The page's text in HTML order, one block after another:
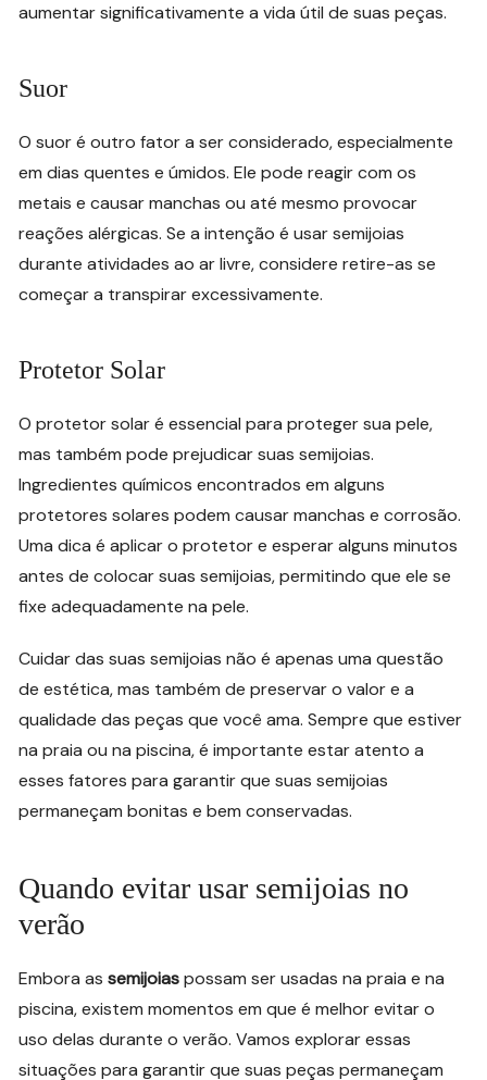
aumentar significativamente a vida útil de suas peças.
Suor
O suor é outro fator a ser considerado, especialmente
em dias quentes e úmidos. Ele pode reagir com os
metais e causar manchas ou até mesmo provocar
reações alérgicas. Se a intenção é usar semijoias
durante atividades ao ar livre, considere retire-as se
começar a transpirar excessivamente.
Protetor Solar
O protetor solar é essencial para proteger sua pele,
mas também pode prejudicar suas semijoias.
Ingredientes químicos encontrados em alguns
protetores solares podem causar manchas e corrosão.
Uma dica é aplicar o protetor e esperar alguns minutos
antes de colocar suas semijoias, permitindo que ele se
fixe adequadamente na pele.
Cuidar das suas semijoias não é apenas uma questão
de estética, mas também de preservar o valor e a
qualidade das peças que você ama. Sempre que estiver
na praia ou na piscina, é importante estar atento a
esses fatores para garantir que suas semijoias
permaneçam bonitas e bem conservadas.
Quando evitar usar semijoias no
verão
Embora assemijoiaspossam ser usadas na praia e na
piscina, existem momentos em que é melhor evitar o
uso delas durante o verão. Vamos explorar essas
situações para garantir que suas peças permaneçam